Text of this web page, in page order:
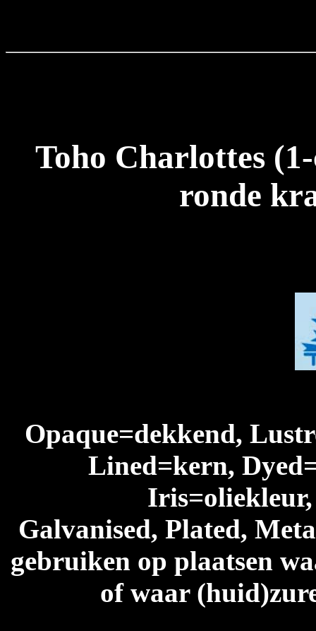
Toho Charlottes
ronde
Opaque=dekkend,
Lined=kern,
Galvanised, Plated,
gebruiken op plaatsen
of waar